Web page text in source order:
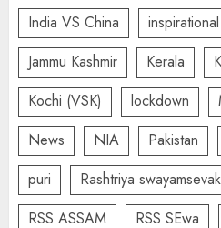
India VS China
Jammu Kashmir
Kerala
Kochi (VSK)
lockdown
News
NIA Pakistan
puri
Rashtriya
RSS ASSAM
RSS SEwa